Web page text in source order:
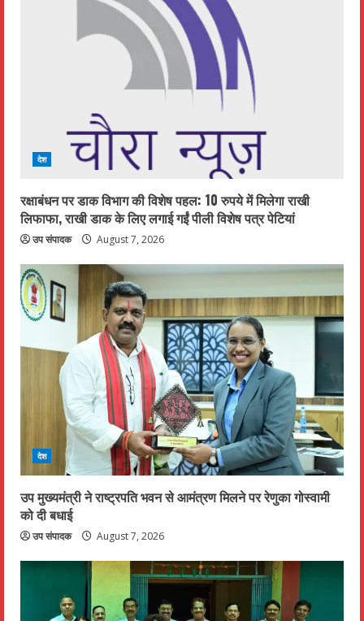
g
देश
रक्षाबंधन पर डाक विभाग की विशेष पहल: 10 रुपये में मिलेगा राखी
लिफाफा, राखी डाक के लिए लगाई गईं पीली विशेष पत्र पेटियां
उप संपादक August 7, 2026
देश
उप मुख्यमंत्री ने राष्ट्रपति भवन से आमंत्रण मिलने पर रेणुका गोस्वामी
को दी बधाई
उप संपादक August 7, 2026